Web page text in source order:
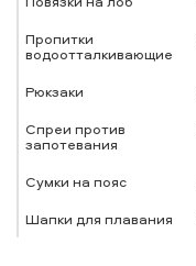
Пропитки
водоотталкивающие
Рюкзаки
Спреи против
запотевания
Сумки на пояс
Шапки для плавания